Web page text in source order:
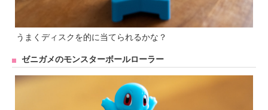
うまくディスクを的に当てられるかな？
ゼニガメのモンスターボールローラー